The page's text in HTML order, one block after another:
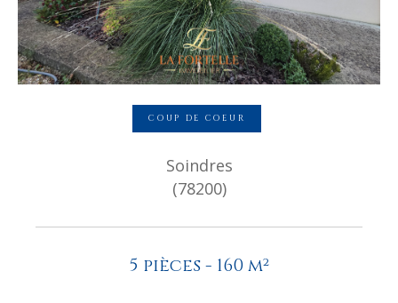
COUP DE COEUR
Soindres
(78200)
5 pièces - 160 m²